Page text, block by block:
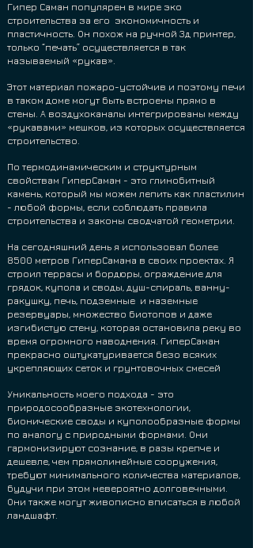
Гипер Саман популярен в мире эко
строительства за его экономичность и
пластичность. Он похож на ручной 3д принтер,
только “печать” осуществляется в так
называемый «рукав».
Этот материал пожаро-устойчив и поэтому печи
в таком доме могут быть встроены прямо в
стены. А воздухоканалы интегрированы между
«рукавами» мешков, из которых осуществляется
строительство.
По термодинамическим и структурным
свойствам ГиперСаман - это глинобитный
камень, который мы можем лепить как пластилин
- любой формы, если соблюдать правила
строительства и законы сводчатой геометрии.
На сегодняшний день я использовал более
8500 метров ГиперСамана в своих проектах. Я
строил террасы и бордюры, ограждение для
грядок, купола и своды, душ-спираль, ванну-
ракушку, печь, подземные и наземные
резервуары, множество биотопов и даже
изгибистую стену, которая остановила реку во
время огромного наводнения. ГиперСаман
прекрасно оштукатуривается безо всяких
укрепляющих сеток и грунтовочных смесей
Уникальность моего подхода - это
природосообразные экотехнологии,
бионические своды и куполообразные формы
по аналогу с природными формами. Они
гармонизируют сознание, в разы крепче и
дешевле, чем прямолинейные сооружения,
требуют минимального количества материалов,
будучи при этом невероятно долговечными.
Они также могут живописно вписаться в любой
ландшафт.